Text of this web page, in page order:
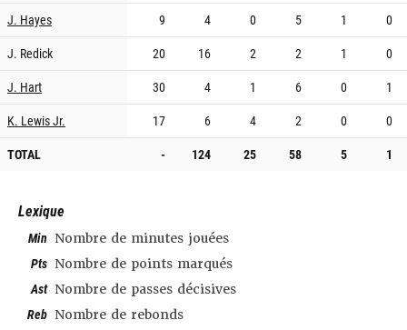
J. Hayes
9 4 0 5 1
0
J. Redick
20 16 2 2 1
0
J. Hart
30 4 1 6 0
1
K. Lewis Jr.
17 6 4 2 0
0
TOTAL
- 124 25 58 5 1
Lexique
Min Nombre de minutes jouées
Pts Nombre de points marqués
Ast Nombre de passes décisives
Reb Nombre de rebonds